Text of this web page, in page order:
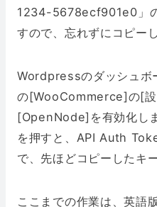
1234-5678ecf901e0」
すので、忘れずにコピー
Wordpressのダッシュボ
の[WooCommerce]の[設
[OpenNode]を有効化し
を押すと、API Auth
で、先ほどコピーしたキ
ここまでの作業は、英語